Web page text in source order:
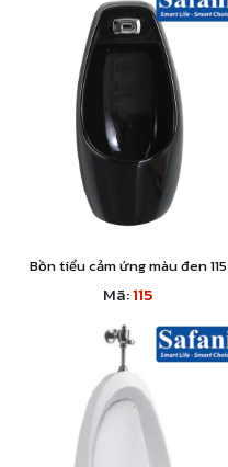
Bồn tiểu cảm ứng màu đen 115
Mã:115